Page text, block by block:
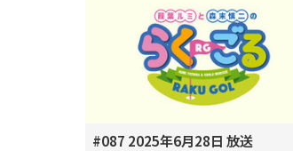
#087 2025年6月28日 放送